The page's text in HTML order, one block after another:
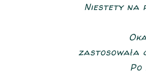
Niestety na
zastosowała
Po